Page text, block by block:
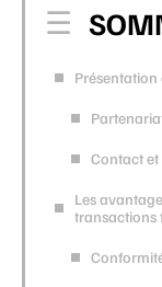
Présentation
Contact
Les
transactions